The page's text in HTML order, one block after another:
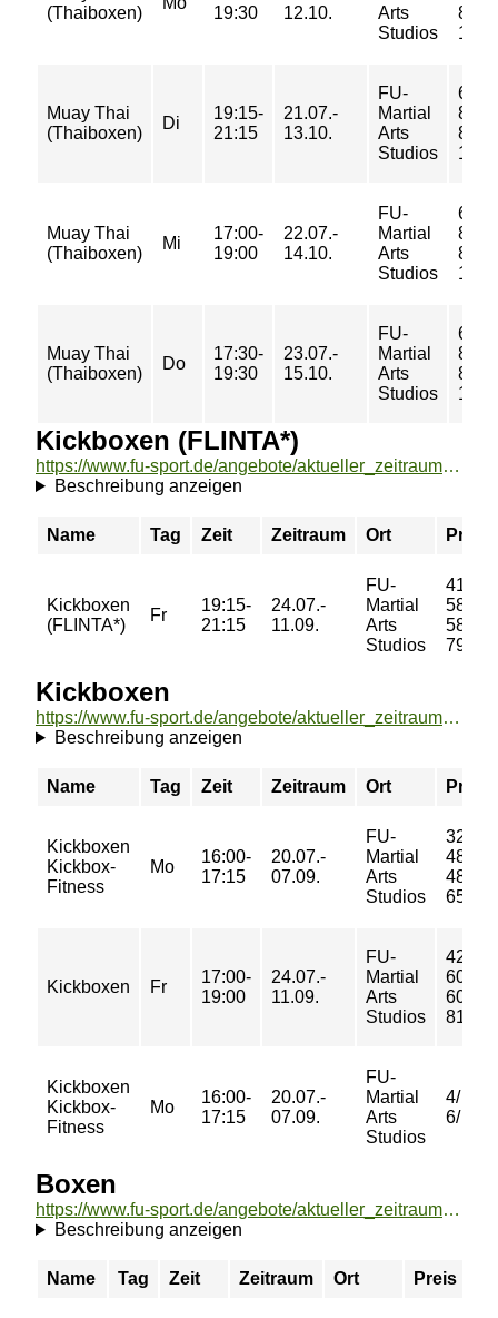
(Thaiboxen)
19:30
12.10.
Arts
Studios
88/
109
Muay Thai
(Thaiboxen)
Di
19:15-
21:15
21.07.-
13.10.
FU-
Martial
Arts
Studios
66/
88/
88/
109
Muay Thai
(Thaiboxen)
Mi
17:00-
19:00
22.07.-
14.10.
FU-
Martial
Arts
Studios
66/
88/
88/
109
Muay Thai
(Thaiboxen)
Do
17:30-
19:30
23.07.-
15.10.
FU-
Martial
Arts
Studios
66/
88/
88/
109
Kickboxen (FLINTA*)
https://www.fu-sport.de/angebote/aktueller_zeitraum/_Kickboxen__FLINTA__.html
Beschreibung anzeigen
Name Tag Zeit Zeitraum Ort Preis
Kickboxen
(FLINTA*)
Fr
19:15-
21:15
24.07.-
11.09.
FU-
Martial
Arts
Studios
41/
58/
58/
79 €
Kickboxen
https://www.fu-sport.de/angebote/aktueller_zeitraum/_Kickboxen.html
Beschreibung anzeigen
Name Tag Zeit Zeitraum Ort Preis
Kickboxen
Kickbox-
Fitness
Mo
16:00-
17:15
20.07.-
07.09.
FU-
Martial
Arts
Studios
32/
48/
48/
65 €
Kickboxen Fr
17:00-
19:00
24.07.-
11.09.
FU-
Martial
Arts
Studios
42/
60/
60/
81 €
Kickboxen
Kickbox-
Fitness
Mo
16:00-
17:15
20.07.-
07.09.
FU-
Martial
Arts
Studios
4/ 6/
6/ 7 €
Boxen
https://www.fu-sport.de/angebote/aktueller_zeitraum/_Boxen.html
Beschreibung anzeigen
Name Tag Zeit Zeitraum Ort Preis